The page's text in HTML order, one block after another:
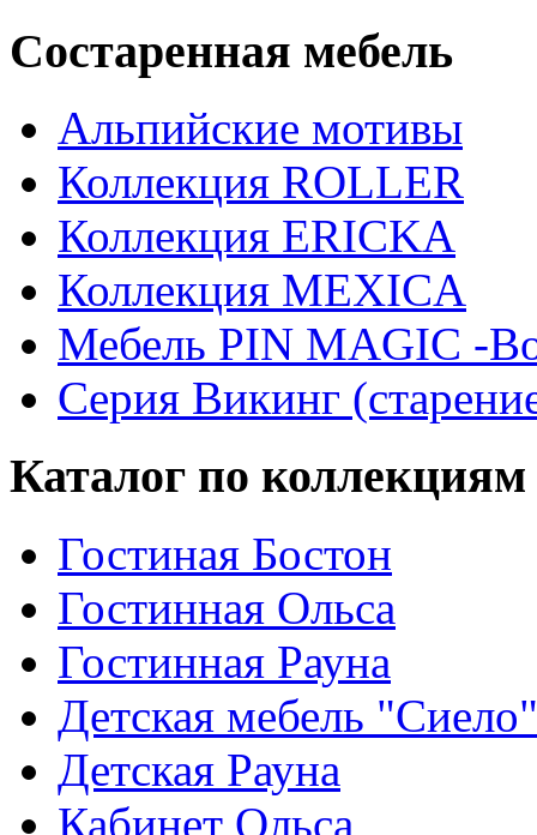
Состаренная мебель
Альпийские мотивы
Коллекция ROLLER
Коллекция ERICKA
Коллекция MEXICA
Мебель PIN MAGIС -
Серия Викинг
Каталог по коллекциям
Гостиная Бостон
Гостинная Ольса
Гостинная Рауна
Детская мебель "Сиело"
Детская Рауна
Кабинет Ольса